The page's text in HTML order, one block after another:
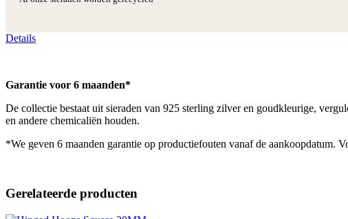
Details
Garantie voor 6 maanden*
De collectie bestaat uit sieraden van 925 sterling zilver en goudkleurige,
en andere chemicaliën houden.
*We geven 6 maanden garantie op productiefouten vanaf de aankoopdatum.
Gerelateerde producten